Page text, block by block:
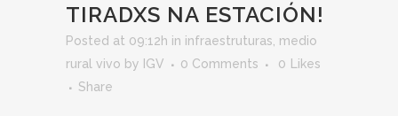
TIRADXS NA ESTACIÓN!
Posted at 09:12h in infraestruturas medio
rural vivo by IGV 0 Comments 0
Likes
Share